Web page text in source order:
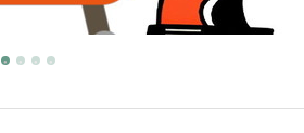
ます！ぜひチェックしてみてください！